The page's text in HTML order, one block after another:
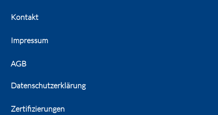
Kontakt
Impressum
AGB
Datenschutzerklärung
Zertifizierungen